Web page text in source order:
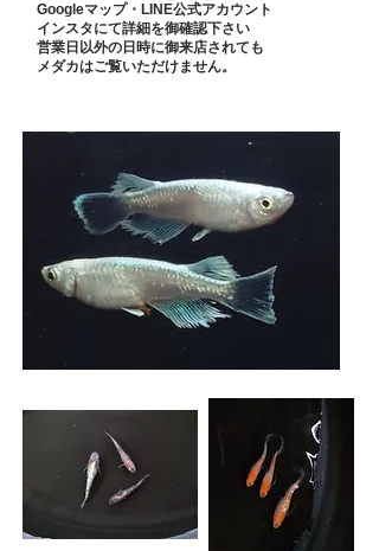
Googleマップ・LINE公式アカウント
​ インスタにて詳細を御確認下さい
営業日以外の日時に御来店されても
メダカはご覧いただけません。